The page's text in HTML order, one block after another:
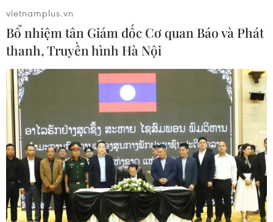
TIN LIÊN QUAN
vietnamplus.vn
Bổ nhiệm tân Giám đốc Cơ quan Báo và Phát
thanh, Truyền hình Hà Nội